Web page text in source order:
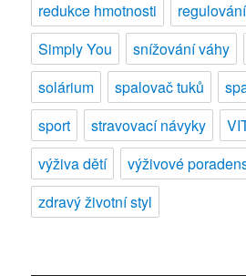
redukce hmotnosti
Simply You
snížování váhy
solárium
spalovač tuků
sport
stravovací návyky
výživa dětí
výživové
zdravý životní styl